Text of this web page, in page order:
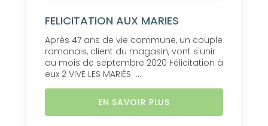
FELICITATION AUX MARIES
Après 47 ans de vie commune, un couple
romanais, client du magasin, vont s'unir
au mois de septembre 2020 Félicitation à
eux 2 VIVE LES MARIÉS ...
EN SAVOIR PLUS